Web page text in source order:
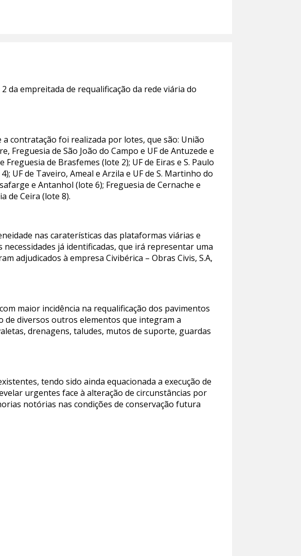
da empreitada de requalificação da rede viária do
contratação foi realizada por lotes, que são: União
Freguesia de São João do Campo e UF de Antuzede e
de Brasfemes (lote 2); UF de Eiras e S. Paulo
UF de Taveiro, Ameal e Arzila e UF de S. Martinho do
e Antanhol (lote 6); Freguesia de Cernache e
de Ceira (lote 8).
nas caraterísticas das plataformas viárias e
já identificadas, que irá representar uma
adjudicados à empresa Civibérica – Obras Civis, S.A,
maior incidência na requalificação dos pavimentos
de diversos outros elementos que integram a
drenagens, taludes, mutos de suporte, guardas
tendo sido ainda equacionada a execução de
urgentes face à alteração de circunstâncias por
notórias nas condições de conservação futura